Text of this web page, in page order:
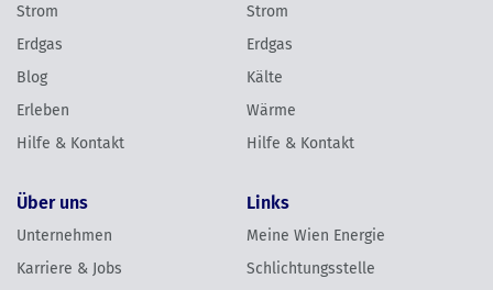
Strom
Erdgas
Blog
Erleben
Hilfe & Kontakt
Strom
Erdgas
Kälte
Wärme
Hilfe & Kontakt
Über uns
Unternehmen
Karriere & Jobs
Links
Meine Wien Energie
Schlichtungsstelle